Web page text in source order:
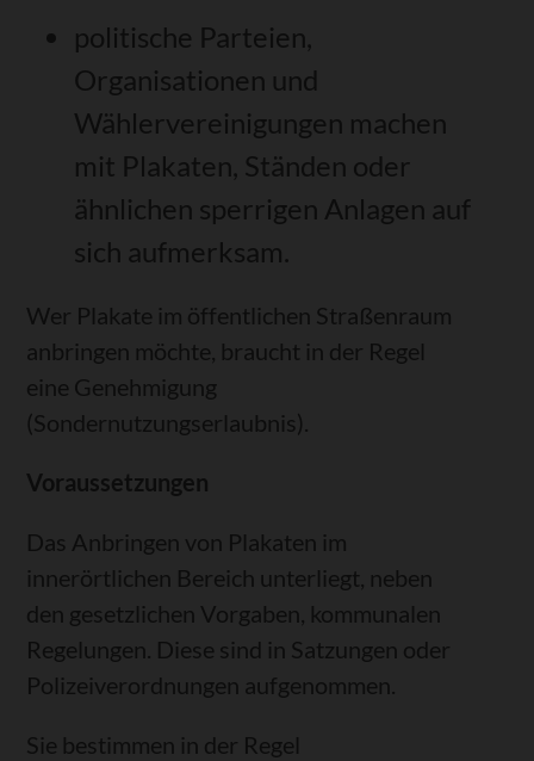
politische Parteien,
Organisationen und
Wählervereinigungen machen
mit Plakaten, Ständen oder
ähnlichen sperrigen Anlagen auf
sich aufmerksam.
Wer Plakate im öffentlichen Straßenraum
anbringen möchte, braucht in der Regel
eine Genehmigung
(Sondernutzungserlaubnis).
Voraussetzungen
Das Anbringen von Plakaten im
innerörtlichen Bereich unterliegt, neben
den gesetzlichen Vorgaben, kommunalen
Regelungen. Diese sind in Satzungen oder
Polizeiverordnungen aufgenommen.
Sie bestimmen in der Regel